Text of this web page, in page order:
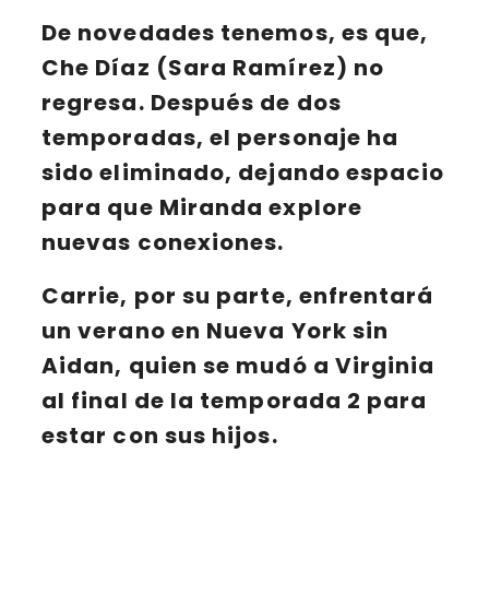
De novedades tenemos, es que,
Che Díaz (Sara Ramírez) no
regresa. Después de dos
temporadas, el personaje ha
sido eliminado, dejando espacio
para que Mirandaexplore
nuevas conexiones.
Carrie, por su parte, enfrentará
un verano en Nueva York sin
Aidan, quien se mudó a Virginia
al final de la temporada 2 para
estar con sus hijos.